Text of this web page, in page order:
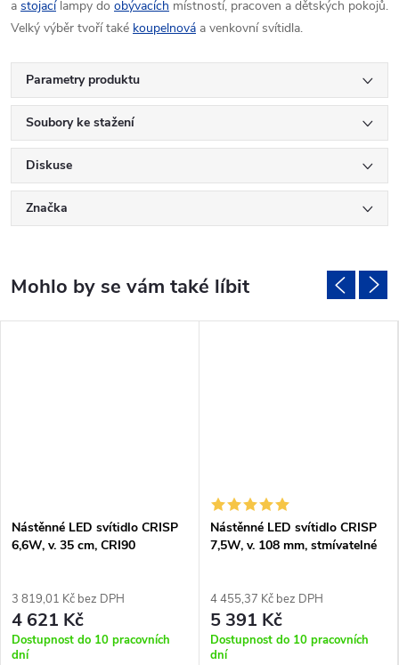
a stojacílampy do obývacích místností, pracoven a dětských pokojů.
Velký výběr tvoří také koupelnová a venkovní svítidla.
Parametry produktu
Soubory ke stažení
Diskuse
Značka
Nástěnné LED svítidlo CRISP
6,6W, v. 35 cm, CRI90
3 819,01 Kč bez DPH
4 621 Kč
Dostupnost do 10 pracovních
dní
Nástěnné LED svítidlo CRISP
7,5W, v. 108 mm, stmívatelné
4 455,37 Kč bez DPH
5 391 Kč
Dostupnost do 10 pracovních
dní